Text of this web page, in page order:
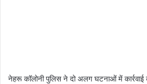
नेहरू कॉलोनी पुलिस ने दो अलग घटनाओं में